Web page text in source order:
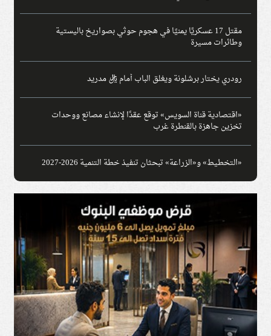
مقتل 17 عسكريًا يمنيًا في هجوم حوثي بصواريخ باليستية
وطائرات مسيرة
رودري يختار برشلونة ويغلق الباب أمام ريال مدريد
«اقتصادية قناة السويس» توقع عقدًا لإنشاء مصانع ووحدات
تخزين جاهزة بالقنطرة غرب
«التخطيط» و«الزراعة» تبحثان تنفيذ خطة التنمية 2026-2027